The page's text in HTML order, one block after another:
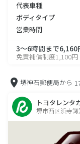
代表車種
ボディタイプ
営業時間
3～6時間まで6,160
免責補償制度1,100円
堺神石郵便局から
トヨタレンタ
堺市西区浜寺諏